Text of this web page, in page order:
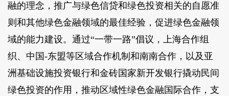
融的理念，推广与绿色信贷和绿色投资相关的自愿准
则和其他绿色金融领域的最佳经验，促进绿色金融领
域的能力建设。通过“一带一路”倡议，上海合作组
织、中国-东盟等区域合作机制和南南合作，以及亚
洲基础设施投资银行和金砖国家新开发银行撬动民间
绿色投资的作用，推动区域性绿色金融国际合作，支